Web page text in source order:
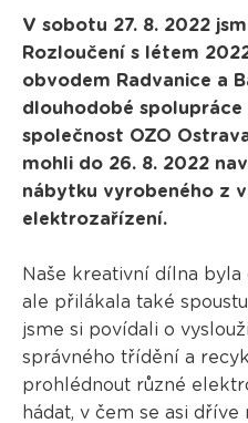
V sobotu 27. 8. 2022
Rozloučení s létem
obvodem Radvanice a
dlouhodobé spolupráce
společnost OZO
mohli do 26. 8. 2022
nábytku vyrobeného z
elektrozařízení.
Naše kreativní dílna
ale přilákala také
jsme si povídali o
správného třídění a
prohlédnout různé
hádat, v čem se asi